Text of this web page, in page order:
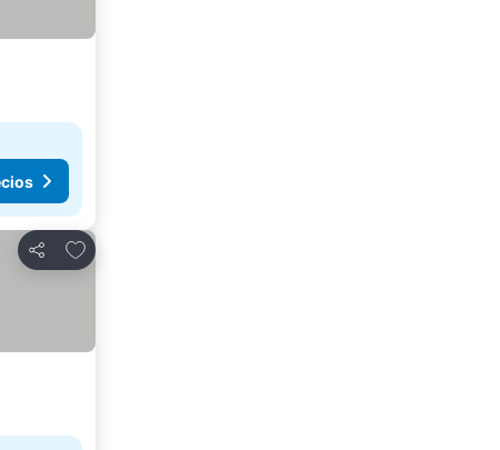
Compartir
Añadir a favoritos